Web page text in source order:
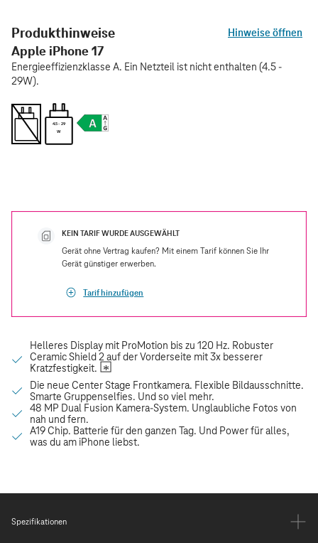
Produkthinweise Hinweise öffnen
Apple iPhone 17
Energieeffizienzklasse A. Ein Netzteil ist nicht enthalten (4.5 -
29W).
4.5 - 29
W
KEIN TARIF WURDE AUSGEWÄHLT
Gerät ohne Vertrag kaufen? Mit einem Tarif können Sie Ihr
Gerät günstiger erwerben.
Tarif hinzufügen
Spezifikationen